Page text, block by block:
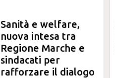
Sanità e welfare,
nuova intesa tra
Regione Marche e
sindacati per
rafforzare il dialogo